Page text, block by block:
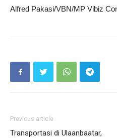
Alfred Pakasi/VBN/MP Vibiz
Previous article
Transportasi di Ulaanbaatar,